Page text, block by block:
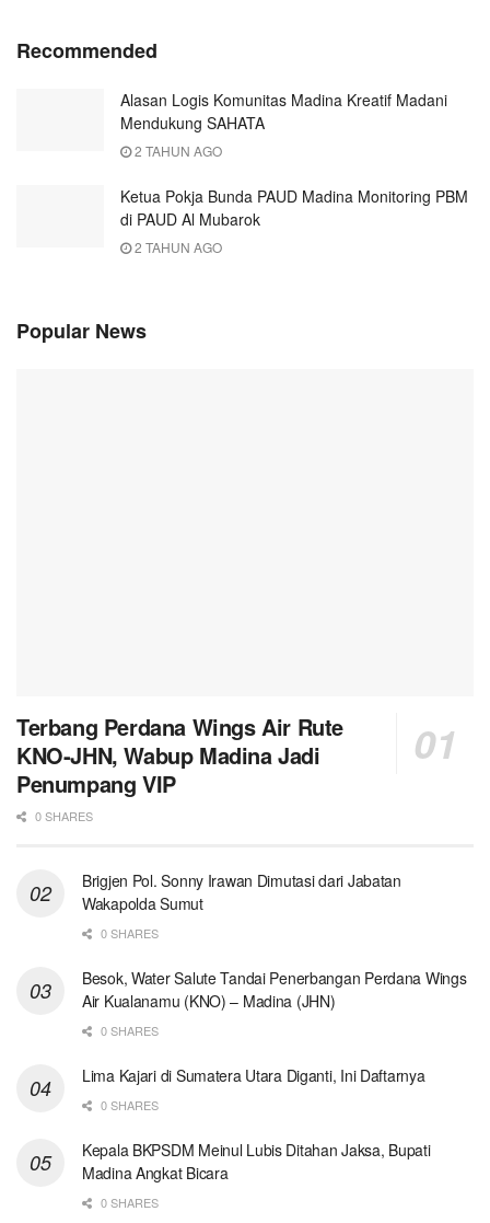
Recommended
Alasan Logis Komunitas Madina Kreatif Madani
Mendukung SAHATA
2 TAHUN AGO
Ketua Pokja Bunda PAUD Madina Monitoring PBM
di PAUD Al Mubarok
2 TAHUN AGO
Popular News
Terbang Perdana Wings Air Rute
KNO-JHN, Wabup Madina Jadi
Penumpang VIP
0 SHARES
Brigjen Pol. Sonny Irawan Dimutasi dari Jabatan
Wakapolda Sumut
0 SHARES
Besok, Water Salute Tandai Penerbangan Perdana Wings
Air Kualanamu (KNO) – Madina (JHN)
0 SHARES
Lima Kajari di Sumatera Utara Diganti, Ini Daftarnya
0 SHARES
Kepala BKPSDM Meinul Lubis Ditahan Jaksa, Bupati
Madina Angkat Bicara
0 SHARES